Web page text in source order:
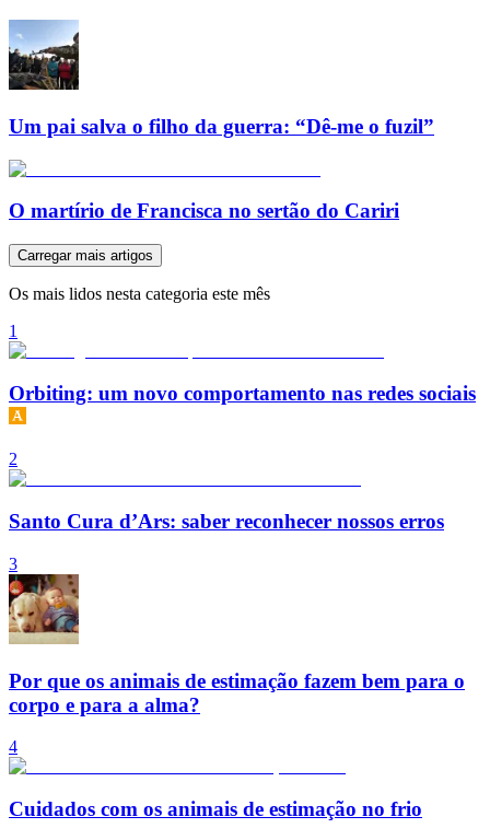
Um pai salva o filho da guerra: “Dê-me o fuzil”
O martírio de Francisca no sertão do Cariri
Carregar mais artigos
Os mais lidos nesta categoria este mês
1
Orbiting: um novo comportamento nas redes sociais
2
Santo Cura d’Ars: saber reconhecer nossos erros
3
Por que os animais de estimação fazem bem para o
corpo e para a alma?
4
Cuidados com os animais de estimação no frio